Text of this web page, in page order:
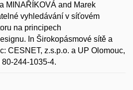
MINAŘÍKOVÁ and Marek
vyhledávání v síťovém
na principech
In Širokopásmové sítě a
CESNET, z.s.p.o. a UP Olomouc,
244-1035-4.